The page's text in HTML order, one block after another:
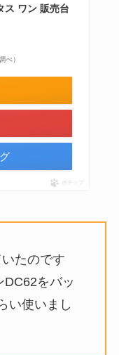
ス ワン 販売台
べ）
ポチップ
たのです
をバッ
い使いまし